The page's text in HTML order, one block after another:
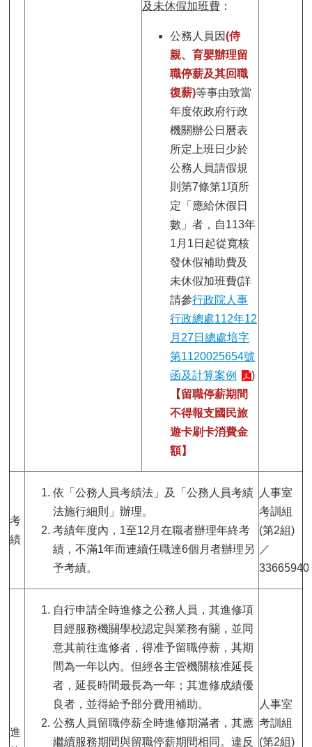
及未休假加班費 ：
公務人員因(侍
親、育嬰辦理留
職停薪及其回職
復薪)等事由致當
年度依政府行政
機關辦公日曆表
所定上班日少於
公務人員請假規
則第7條第1項所
定「應給休假日
數」者，自113年
1月1日起從寬核
發休假補助費及
未休假加班費(詳
請參行政院人事
行政總處112年12
月27日總處培字
第1120025654號
函及計算案例
)
【留職停薪期間
不得報支國民旅
遊卡刷卡消費金
額】
考
績
依「公務人員考績法」及「公務人員考績
法施行細則」辦理。
考績年度內，1至12月在職者辦理年終考
績，不滿1年而連續任職達6個月者辦理另
予考績。
人事室
考訓組
(第2組)
／
33665940
進
自行申請全時進修之公務人員，其進修項
目經服務機關學校認定與業務有關，並同
意其前往進修者，得准予留職停薪，其期
間為一年以內。但經各主管機關核准延長
者，延長時間最長為一年；其進修成績優
良者，並得給予部分費用補助。
公務人員留職停薪全時進修期滿者，其應
繼續服務期間與留職停薪期間相同。違反
人事室
考訓組
(第2組)